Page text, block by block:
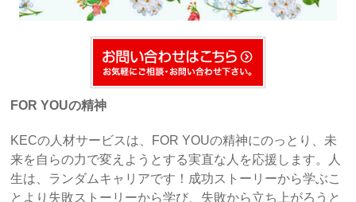
FOR YOUの精神
KECの人材サービスは、FOR YOUの精神にのっとり、未
来を自らの力で変えようとする実直な人を応援します。人
生は、ランダムキャリアです！成功ストーリーから学ぶこ
とより失敗ストーリーから学び、失敗から立ち上がろうと